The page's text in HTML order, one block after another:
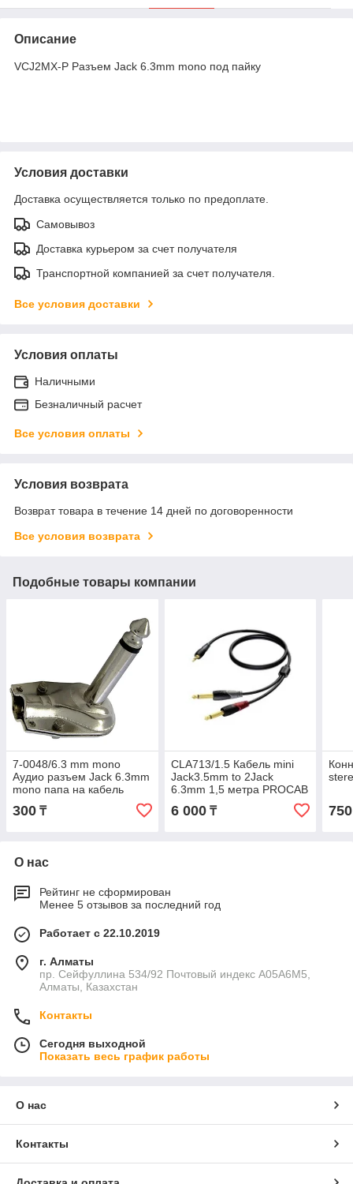
Описание
VCJ2MX-P Разъем Jack 6.3mm mono под пайку
Условия доставки
Доставка осуществляется только по предоплате.
Самовывоз
Доставка курьером за счет получателя
Транспортной компанией за счет получателя.
Все условия доставки
Условия оплаты
Наличными
Безналичный расчет
Все условия оплаты
Условия возврата
Возврат товара в течение 14 дней по договоренности
Все условия возврата
Подобные товары компании
7-0048/6.3 mm mono
Аудио разъем Jack 6.3mm
mono папа на кабель
300 ₸
CLA713/1.5 Кабель mini
Jack3.5mm to 2Jack
6.3mm 1,5 метра PROCAB
6 000₸ 750
О нас
Рейтинг не сформирован
Менее 5 отзывов за последний год
Работает с 22.10.2019
г. Алматы
пр. Сейфуллина 534/92 Почтовый индекс A05A6M5,
Алматы, Казахстан
Контакты
Сегодня выходной
Показать весь график работы
О нас
Контакты